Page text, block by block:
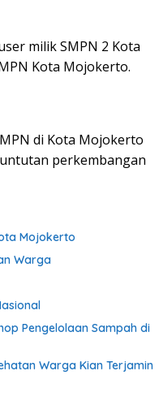
milik SMPN 2 Kota
Kota Mojokerto.
di Kota Mojokerto
perkembangan
Mojokerto
Warga
Pengelolaan Sampah di
Warga Kian Terjamin